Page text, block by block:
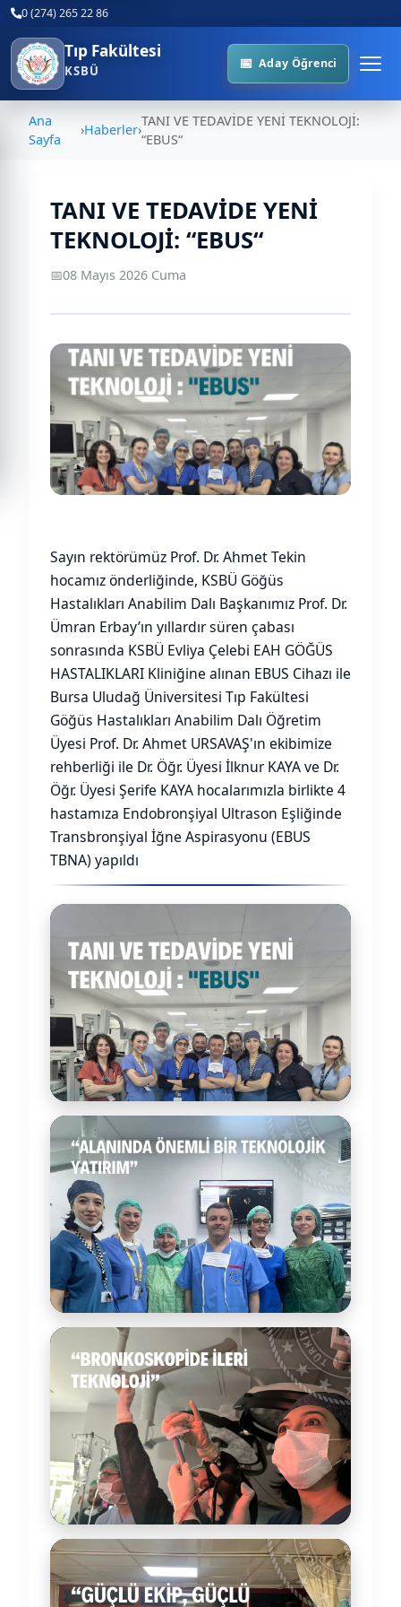
0 (274) 265 22 86
Tıp Fakültesi
KSBÜ Aday Öğrenci
Ana
Sayfa
›Haberler›
TANI VE TEDAVİDE YENİ TEKNOLOJİ:
“EBUS“
TANI VE TEDAVİDE YENİ
TEKNOLOJİ: “EBUS“
📅08 Mayıs 2026 Cuma
Sayın rektörümüz Prof. Dr. Ahmet Tekin
hocamız önderliğinde, KSBÜ Göğüs
Hastalıkları Anabilim Dalı Başkanımız Prof. Dr.
Ümran Erbay’ın yıllardır süren çabası
sonrasında KSBÜ Evliya Çelebi EAH GÖĞÜS
HASTALIKLARI Kliniğine alınan EBUS Cihazı ile
Bursa Uludağ Üniversitesi Tıp Fakültesi
Göğüs Hastalıkları Anabilim Dalı Öğretim
Üyesi Prof. Dr. Ahmet URSAVAŞ'ın ekibimize
rehberliği ile Dr. Öğr. Üyesi İlknur KAYA ve Dr.
Öğr. Üyesi Şerife KAYA hocalarımızla birlikte 4
hastamıza Endobronşiyal Ultrason Eşliğinde
Transbronşiyal İğne Aspirasyonu (EBUS
TBNA) yapıldı